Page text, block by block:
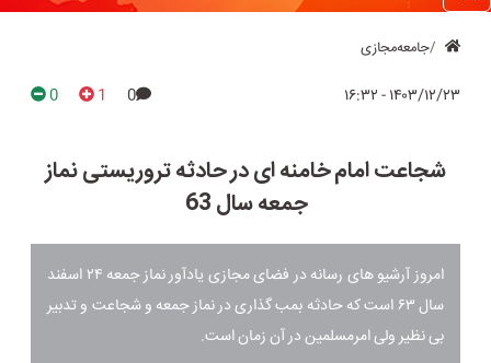
جامعه‌مجازی
۱۴۰۳/۱۲/۲۳ - ۱۶:۳۲ 0
1
0
شجاعت امام خامنه ای در حادثه تروریستی نماز
جمعه سال 63
امروز آرشیو های رسانه در فضای مجازی یادآور نماز جمعه ۲۴ اسفند
سال ۶۳ است که حادثه بمب گذاری در نماز جمعه و شجاعت و تدبیر
بی نظیر ولی امرمسلمین در آن زمان است.